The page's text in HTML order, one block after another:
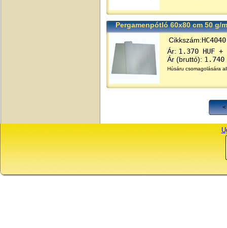
Pergamenpótló 60x80 cm 50 g/
Cikkszám:HC4040
Ár: 1.370 HUF +
Ár (bruttó): 1.740
Húsáru csomagolására
<